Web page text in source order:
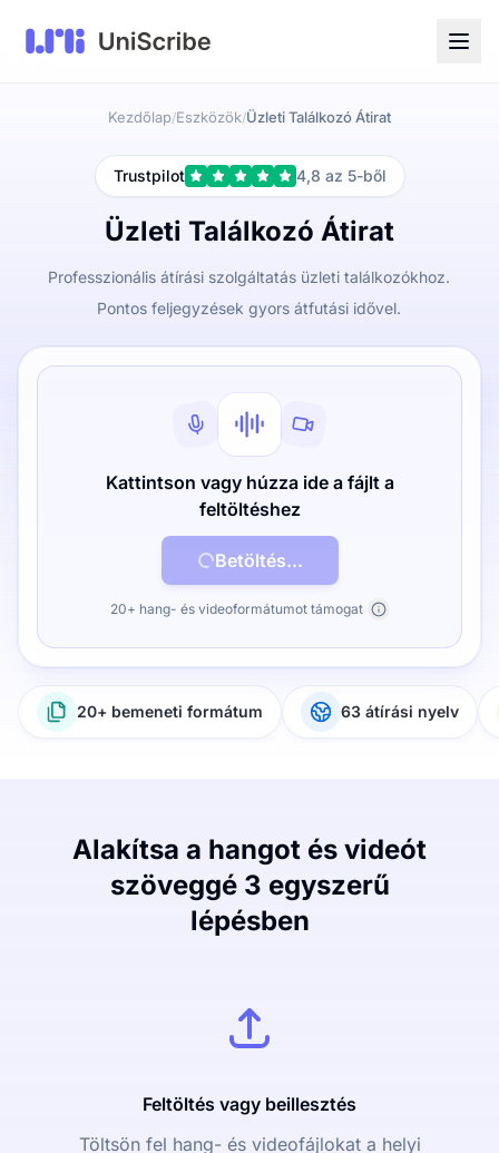
Kezdőlap/Eszközök/Üzleti Találkozó Átirat
Trustpilot 4,8 az 5-ből
Üzleti Találkozó Átirat
Professzionális átírási szolgáltatás üzleti találkozókhoz.
Pontos feljegyzések gyors átfutási idővel.
Kattintson vagy húzza ide a fájlt a
feltöltéshez
Betöltés...
20+ hang- és videoformátumot támogat
20+ bemeneti formátum 63 átírási nyelv
Alakítsa a hangot és videót
szöveggé 3 egyszerű
lépésben
Feltöltés vagy beillesztés
Töltsön fel hang- és videofájlokat a helyi